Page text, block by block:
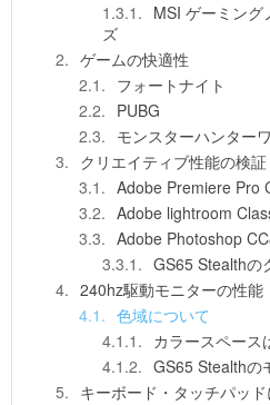
MSI ゲーミング
ズ
ゲームの快適性
フォートナイト
PUBG
モンスターハンター
クリエイティブ性能の検証
Adobe Premiere Pro
Adobe lightroom
Adobe Photoshop
GS65 Stealthの
240hz駆動モニターの性能
色域について
カラースペース
GS65 Stealthの
キーボード・タッチパッ